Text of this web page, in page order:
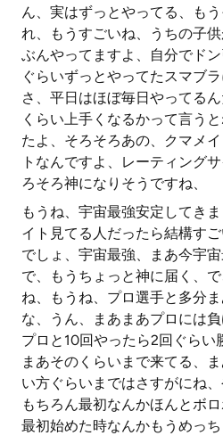
ん、実はずっとやってる、も
れ、もうすごいね、うちの子
ぶんやってますよ、自分でド
ぐらいずっとやってたスマブ
さ、平日はほぼ毎日やってる
くらい上手くなるかって言う
たよ、そろそろあの、クマメ
トなんですよ、レーティング
ろそろ神になりそうですね、
もうね、宇宙最強安定してき
イト見てる人だったら結構す
でしょ、宇宙最強、まあ今宇
で、もうちょっと神に届く、
ね、もうね、プロ選手と多分
な、うん、まあまあプロには
プロと10回やったら2回ぐらい
まあそのくらいまで来てる、
い方ぐらいまではさすがにね
もちろん最初なんかほんとボ
最初始めた時なんかもうめっち